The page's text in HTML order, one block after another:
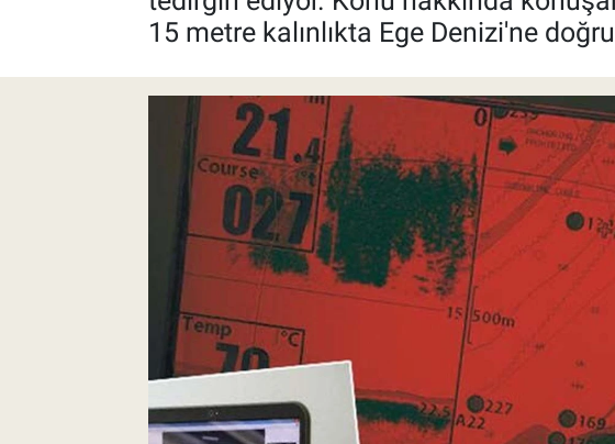
15 metre kalınlıkta Ege Denizi'ne
Pankobirlik
Et fiyatları
Yetiştirici Soruyor
Dünyada Tarım
Üretici Birlikleri
Şeker ve Şekerli Mamüller
Tahıllar ve Baklagiller